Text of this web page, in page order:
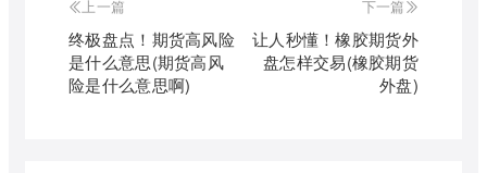
上一篇
终极盘点！期货高风险
是什么意思(期货高风
险是什么意思啊)
下一篇
让人秒懂！橡胶期货外
盘怎样交易(橡胶期货
外盘)